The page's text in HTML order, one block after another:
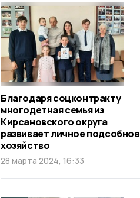
Благодаря соцконтракту
многодетная семья из
Кирсановского округа
развивает личное подсобное
хозяйство
28 марта 2024, 16:33